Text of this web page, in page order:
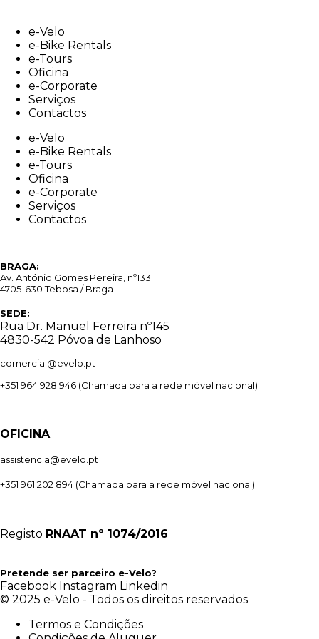
contente-Velo
e-Bike Rentals
e-Tours
Oficina
e-Corporate
Serviços
Contactos
e-Velo
e-Bike Rentals
e-Tours
Oficina
e-Corporate
Serviços
Contactos
BRAGA:
Av. António Gomes Pereira, nº133
4705-630 Tebosa / Braga
SEDE:
Rua Dr. Manuel Ferreira nº145
4830-542 Póvoa de Lanhoso
comercial@evelo.pt
+351 964 928 946 (Chamada para a rede móvel nacional)
OFICINA
assistencia@evelo.pt
+351 961 202 894 (Chamada para a rede móvel nacional)
Registo RNAAT nº 1074/2016
Pretende ser parceiro e-Velo?
Facebook Instagram Linkedin
© 2025 e-Velo - Todos os direitos reservados
Termos e Condições